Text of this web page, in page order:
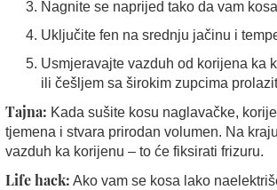
Nagnite se naprijed tako da vam
Uključite fen na srednju jačinu i
Usmjeravajte vazduh od korijena ka
ili češljem sa širokim zupcima
Tajna: Kada sušite kosu naglavačke,
tjemena i stvara prirodan volumen. Na
vazduh ka korijenu – to će fiksirati frizuru.
Life hack: Ako vam se kosa lako